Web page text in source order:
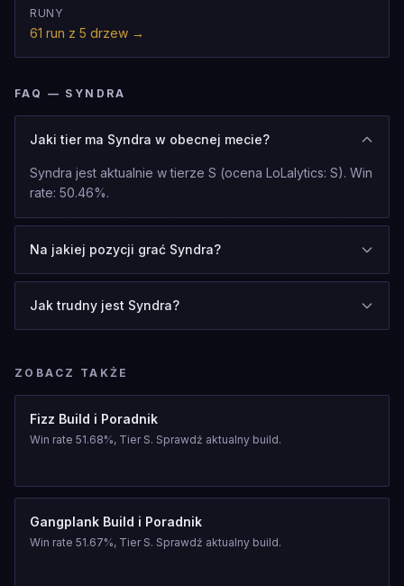
RUNY
61 run z 5 drzew →
FAQ — SYNDRA
Jaki tier ma Syndra w obecnej mecie?
Syndra jest aktualnie w tierze S (ocena LoLalytics: S). Win
rate: 50.46%.
Na jakiej pozycji grać Syndra?
Jak trudny jest Syndra?
ZOBACZ TAKŻE
Fizz Build i Poradnik
Win rate 51.68%, Tier S. Sprawdź aktualny build.
Gangplank Build i Poradnik
Win rate 51.67%, Tier S. Sprawdź aktualny build.